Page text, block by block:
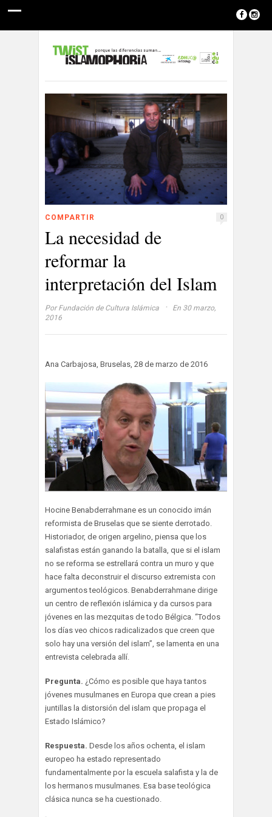
COMPARTIR 0
La necesidad de
reformar la
interpretación del Islam
Por Fundación de Cultura Islámica ·
En 30 marzo,
2016
Ana Carbajosa, Bruselas, 28 de marzo de 2016
Hocine Benabderrahmane es un conocido imán
reformista de Bruselas que se siente derrotado.
Historiador, de origen argelino, piensa que los
salafistas están ganando la batalla, que si el islam
no se reforma se estrellará contra un muro y que
hace falta deconstruir el discurso extremista con
argumentos teológicos. Benabderrahmane dirige
un centro de reflexión islámica y da cursos para
jóvenes en las mezquitas de todo Bélgica. “Todos
los días veo chicos radicalizados que creen que
solo hay una versión del islam”, se lamenta en una
entrevista celebrada allí.
Pregunta. ¿Cómo es posible que haya tantos
jóvenes musulmanes en Europa que crean a pies
juntillas la distorsión del islam que propaga el
Estado Islámico?
Respuesta. Desde los años ochenta, el islam
europeo ha estado representado
fundamentalmente por la escuela salafista y la de
los hermanos musulmanes. Esa base teológica
clásica nunca se ha cuestionado.